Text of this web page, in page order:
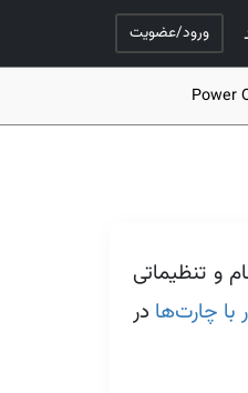
ورود/عضویت
و تنظیماتی
چارت‌ها در